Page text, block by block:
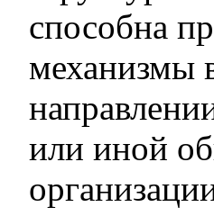
способна
механизмы
или иной